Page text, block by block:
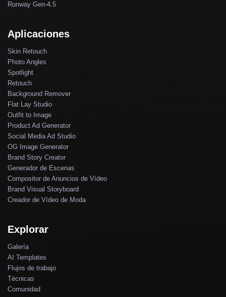
Runway Gen-4.5
Aplicaciones
Skin Retouch
Photo Angles
Spotlight
Retouch
Background Remover
Flat Lay Studio
Outfit to Image
Product Ad Generator
Social Media Ad Studio
OG Image Generator
Brand Story Creator
Generador de Escenas
Compositor de Anuncios de Vídeo
Brand Visual Storyboard
Creador de Vídeo de Moda
Explorar
Galería
AI Templates
Flujos de trabajo
Técnicas
Comunidad